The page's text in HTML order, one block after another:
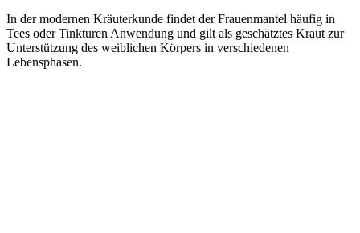
In der modernen Kräuterkunde findet der Frauenmantel häufig in
Tees oder Tinkturen Anwendung und gilt als geschätztes Kraut zur
Unterstützung des weiblichen Körpers in verschiedenen
Lebensphasen.